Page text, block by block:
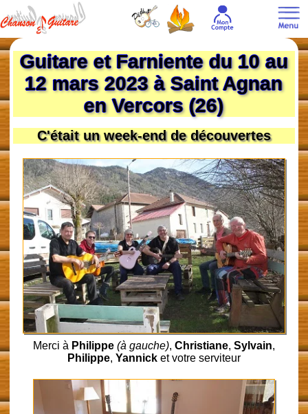
Guitare et Farniente du 10 au
12 mars 2023 à Saint Agnan
en Vercors (26)
C'était un week-end de découvertes
Merci à Philippe (à gauche), Christiane, Sylvain,
Philippe, Yannicket votre serviteur